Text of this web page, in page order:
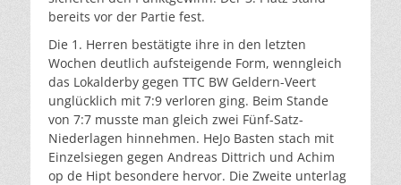
bereits vor der Partie fest.
Die 1. Herren bestätigte ihre in den letzten
Wochen deutlich aufsteigende Form, wenngleich
das Lokalderby gegen TTC BW Geldern-Veert
unglücklich mit 7:9 verloren ging. Beim Stande
von 7:7 musste man gleich zwei Fünf-Satz-
Niederlagen hinnehmen. HeJo Basten stach mit
Einzelsiegen gegen Andreas Dittrich und Achim
op de Hipt besondere hervor. Die Zweite unterlag